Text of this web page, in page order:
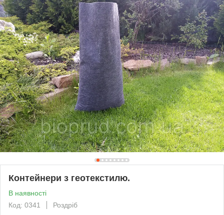
Контейнери з геотекстилю.
В наявності
Код: 0341
Роздріб